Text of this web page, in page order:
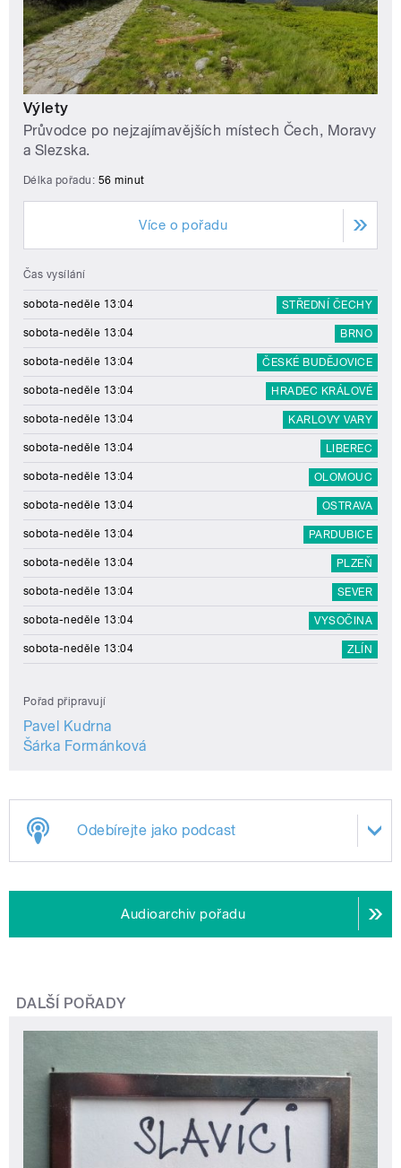
Výlety
Průvodce po nejzajímavějších místech Čech, Moravy
a Slezska.
Délka pořadu: 56 minut
Více o pořadu
Čas vysílání
sobota-neděle 13:04 STŘEDNÍ ČECHY
sobota-neděle 13:04 BRNO
sobota-neděle 13:04 ČESKÉ BUDĚJOVICE
sobota-neděle 13:04 HRADEC KRÁLOVÉ
sobota-neděle 13:04 KARLOVY VARY
sobota-neděle 13:04 LIBEREC
sobota-neděle 13:04 OLOMOUC
sobota-neděle 13:04 OSTRAVA
sobota-neděle 13:04 PARDUBICE
sobota-neděle 13:04 PLZEŇ
sobota-neděle 13:04 SEVER
sobota-neděle 13:04 VYSOČINA
sobota-neděle 13:04 ZLÍN
Pořad připravují
Pavel Kudrna
Šárka Formánková
Odebírejte jako podcast
Audioarchiv pořadu
DALŠÍ POŘADY